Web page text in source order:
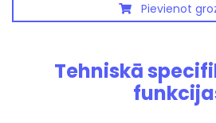
Pievienot
Tehniskā